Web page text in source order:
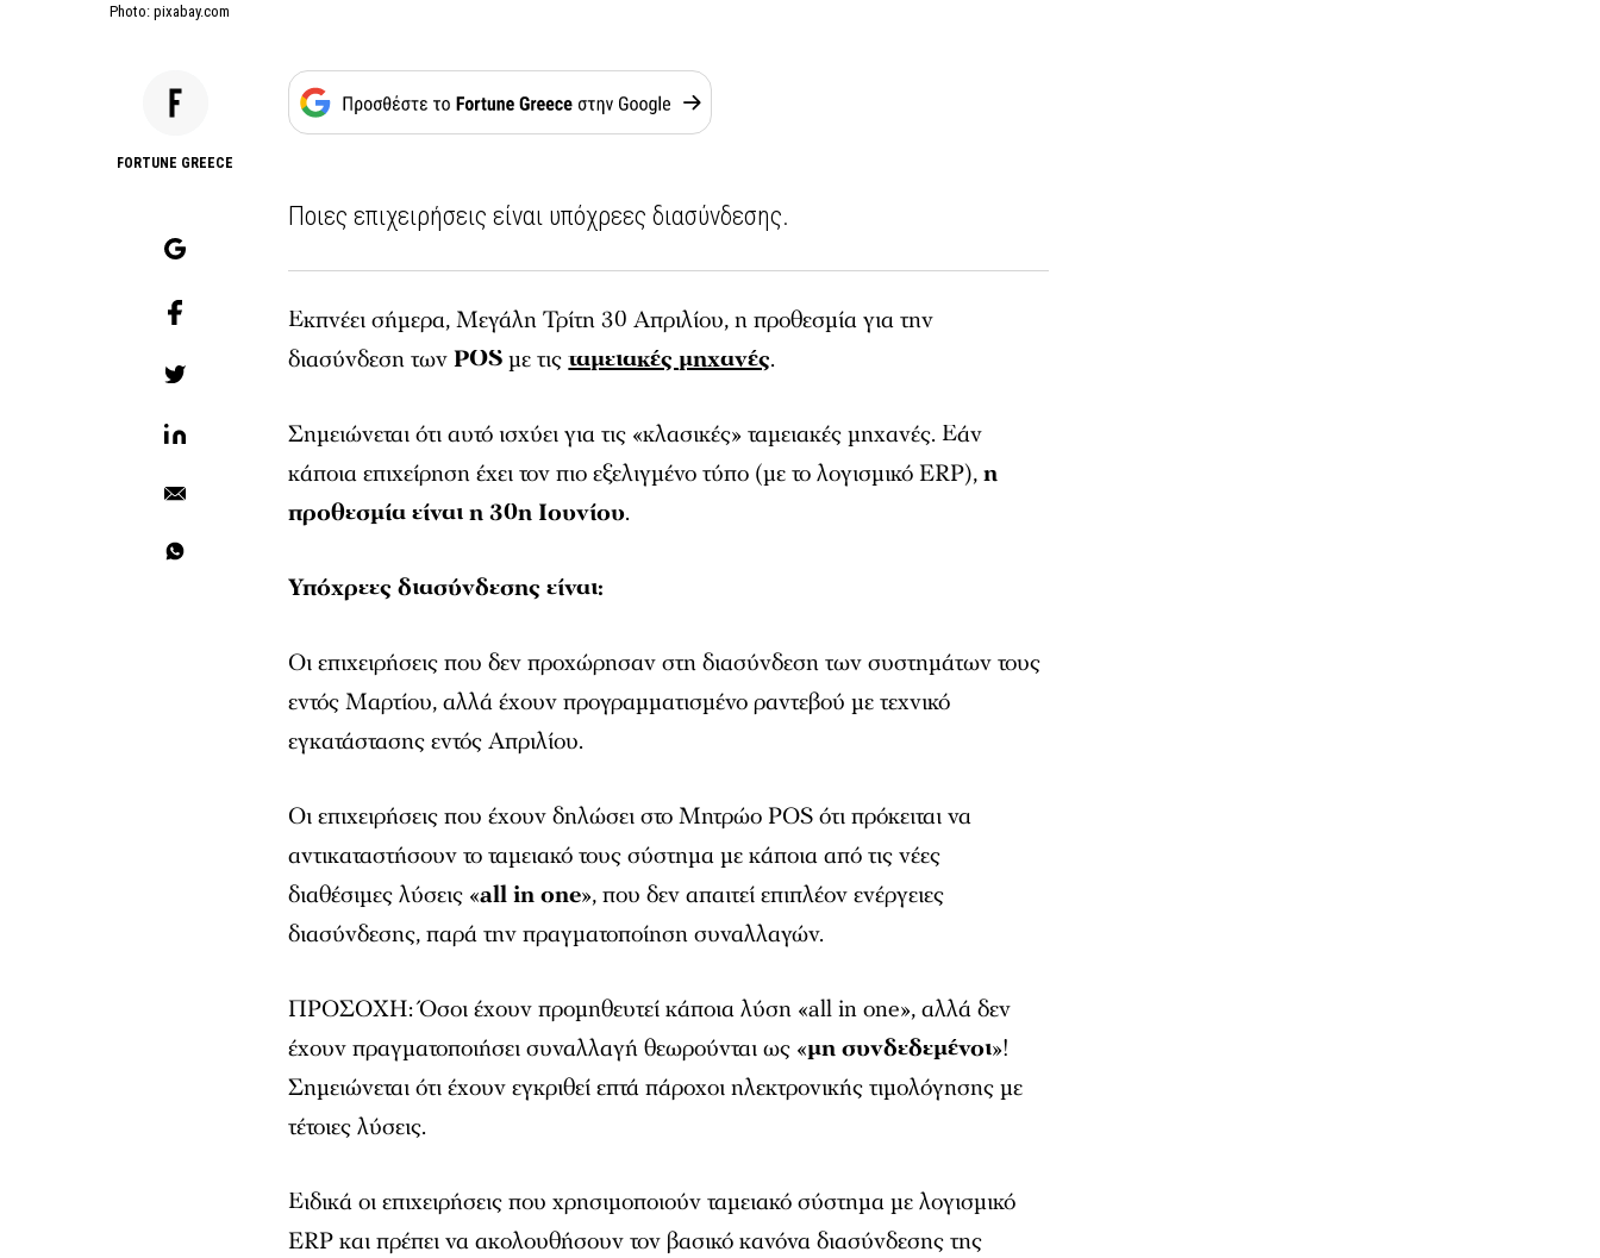
Photo: pixabay.com
FORTUNE GREECE
Ποιες επιχειρήσεις είναι υπόχρεες διασύνδεσης.
Εκπνέει σήμερα, Μεγάλη Τρίτη 30 Απριλίου, η προθεσμία για την
διασύνδεση τωνPOSμε τιςταμειακές μηχανές.
Σημειώνεται ότι αυτό ισχύει για τις «κλασικές» ταμειακές μηχανές. Εάν
κάποια επιχείρηση έχει τον πιο εξελιγμένο τύπο (με το λογισμικό ERP),η
προθεσμία είναι η 30η Ιουνίου.
Υπόχρεες διασύνδεσης είναι:
Οι επιχειρήσεις που δεν προχώρησαν στη διασύνδεση των συστημάτων τους
εντός Μαρτίου, αλλά έχουν προγραμματισμένο ραντεβού με τεχνικό
εγκατάστασης εντός Απριλίου.
Οι επιχειρήσεις που έχουν δηλώσει στο Μητρώο POS ότι πρόκειται να
αντικαταστήσουν το ταμειακό τους σύστημα με κάποια από τις νέες
διαθέσιμες λύσεις «all in one», που δεν απαιτεί επιπλέον ενέργειες
διασύνδεσης, παρά την πραγματοποίηση συναλλαγών.
ΠΡΟΣΟΧΗ: Όσοι έχουν προμηθευτεί κάποια λύση «all in one», αλλά δεν
έχουν πραγματοποιήσει συναλλαγή θεωρούνται ως «μη συνδεδεμένοι»!
Σημειώνεται ότι έχουν εγκριθεί επτά πάροχοι ηλεκτρονικής τιμολόγησης με
τέτοιες λύσεις.
Ειδικά οι επιχειρήσεις που χρησιμοποιούν ταμειακό σύστημα με λογισμικό
ERP και πρέπει να ακολουθήσουν τον βασικό κανόνα διασύνδεσης της